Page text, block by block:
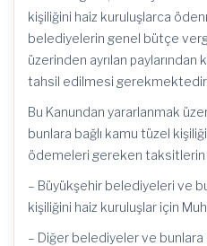
kişiliğini haiz kuruluşlarca
belediyelerin genel bütçe
üzerinden ayrılan paylarından
tahsil edilmesi gerekmektedir.
Bu Kanundan yararlanmak
bunlara bağlı kamu tüzel
ödemeleri gereken
– Büyükşehir belediyeleri ve
kişiliğini haiz kuruluşlar için
– Diğer belediyeler ve bunlara